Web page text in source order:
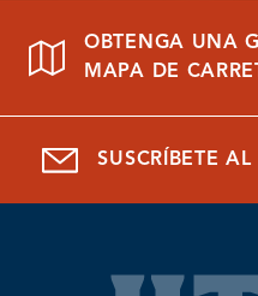
OBTENGA UNA
MAPA DE
SUSCRÍBETE